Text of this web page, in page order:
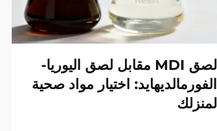
لصق MDI مقابل لصق اليوريا-
الفورمالديهايد: اختيار مواد صحية
لمنزلك